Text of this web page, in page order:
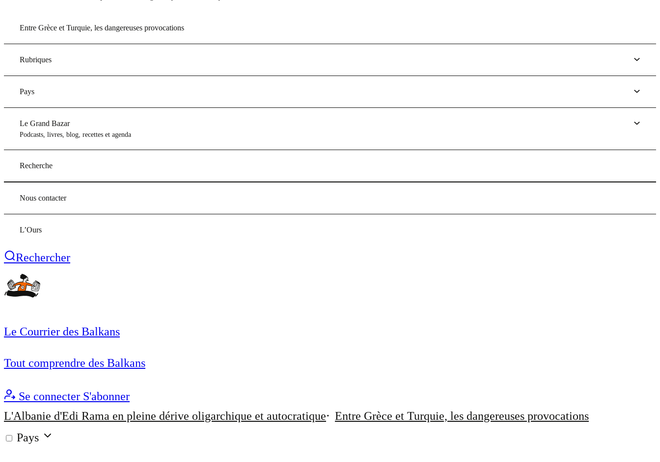
Entre Grèce et Turquie, les dangereuses provocations
Rubriques
Pays
Le Grand Bazar
Podcasts, livres, blog, recettes et agenda
Recherche
Nous contacter
L’Ours
Rechercher
Le Courrier des Balkans
Tout comprendre des Balkans
Se connecter S'abonner
L'Albanie d'Edi Rama en pleine dérive oligarchique et autocratique
Entre Grèce et Turquie, les dangereuses provocations
Pays